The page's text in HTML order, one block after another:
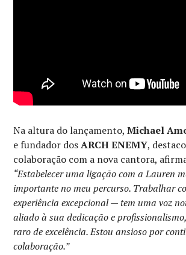
Na altura do lançamento,Michael
e fundador dosARCH ENEMY,
colaboração com a nova cantora,
“Estabelecer uma ligação com a Lauren
importante no meu percurso. Trabalhar
experiência excepcional — tem uma voz
aliado à sua dedicação e
raro de excelência. Estou ansioso por
colaboração.”